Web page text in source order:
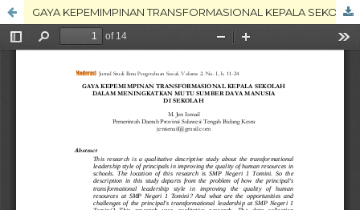
GAYA KEPEMIMPINAN TRANSFORMASIONAL KEPALA SEKOLAH DALAM MENINGKATKAN MUTU SUMBER DAYA MANUSIA DI SEKOLAH